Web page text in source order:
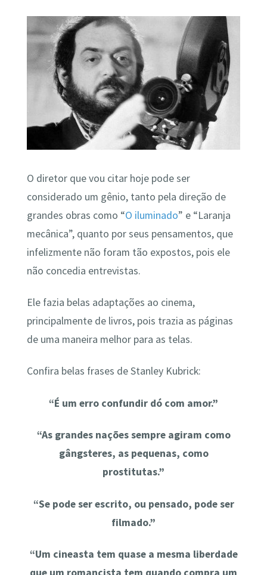
O diretor que vou citar hoje pode ser
considerado um gênio, tanto pela direção de
grandes obras como “O iluminado” e “Laranja
mecânica”, quanto por seus pensamentos, que
infelizmente não foram tão expostos, pois ele
não concedia entrevistas.
Ele fazia belas adaptações ao cinema,
principalmente de livros, pois trazia as páginas
de uma maneira melhor para as telas.
Confira belas frases de Stanley Kubrick:
“É um erro confundir dó com amor.”
“As grandes nações sempre agiram como
gângsteres, as pequenas, como
prostitutas.”
“Se pode ser escrito, ou pensado, pode ser
filmado.”
“Um cineasta tem quase a mesma liberdade